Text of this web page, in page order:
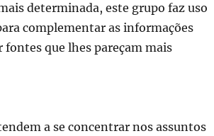
determinada, este grupo faz uso
complementar as informações
que lhes pareçam mais
a se concentrar nos assuntos